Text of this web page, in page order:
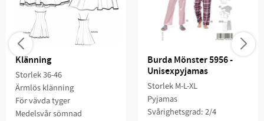
Klänning
Storlek 36-46​​
Ärmlös klänning​​
För vävda tyger​
​Medelsvår sömnad​​​​​
Burda Mönster 5956 -
Unisexpyjamas
Storlek M-L-XL
Pyjamas
Svårighetsgrad: 2/4​